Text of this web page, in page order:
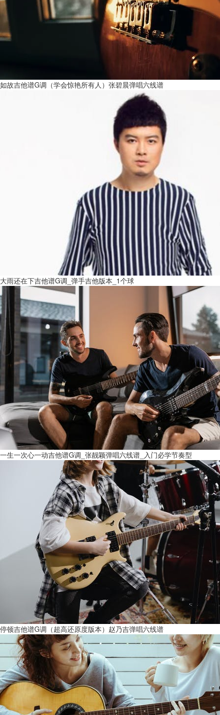
如故吉他谱G调（学会惊艳所有人）张碧晨弹唱六线谱
大雨还在下吉他谱G调_弹手吉他版本_1个球
一生一次心一动吉他谱G调_张靓颖弹唱六线谱_入门必学节奏型
停顿吉他谱G调（超高还原度版本）赵乃吉弹唱六线谱